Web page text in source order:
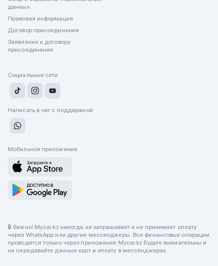
данных
Правовая информация
Договор присоединения
Заявление к договору
присоединения
Социальные сети
Написать в чат с поддержкой
Мобильное приложение
🔒 Важно! Mycar.kz никогда не запрашивает и не принимает оплату
через WhatsApp или другие мессенджеры. Все финансовые операции
проводятся только через приложение Mycar.kz Будьте внимательны и
не передавайте данные карт и оплату в мессенджерах.